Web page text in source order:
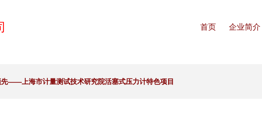
首页 企业简介
——上海市计量测试技术研究院活塞式压力计特色项目